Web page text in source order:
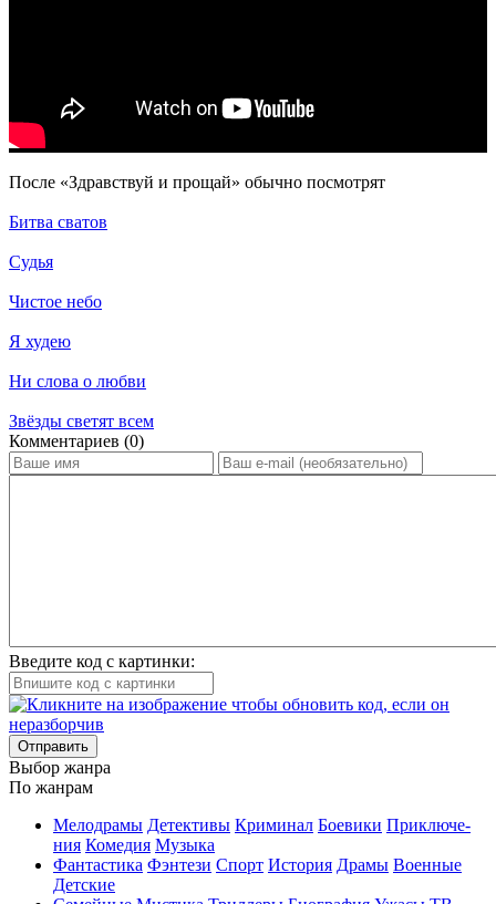
По­сле «Здравствуй и прощай» обыч­но по­смот­рят
Битва сватов
Судья
Чистое небо
Я худею
Ни слова о любви
Звёзды светят всем
Ком­мен­та­ри­ев (0)
Введите код с картинки:
Отправить
Вы­бор жан­ра
По жан­рам
Ме­ло­дра­мы Де­тек­ти­вы Кри­ми­нал Бое­ви­ки При­клю­че­
ния Ко­ме­дия Му­зы­ка
Фан­та­сти­ка Фэн­те­зи Спорт Ис­то­рия Дра­мы Во­ен­ные
Дет­ские